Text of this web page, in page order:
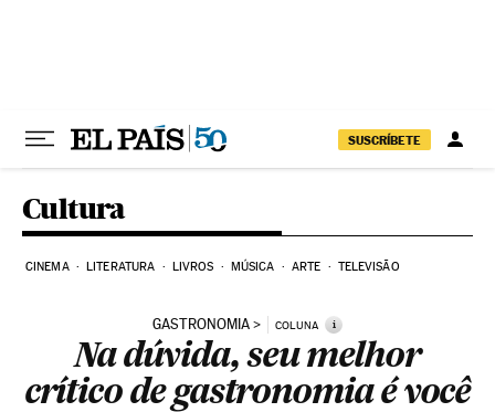
SUSCRÍBETE
Cultura
CINEMA LITERATURA LIVROS MÚSICA ARTE TELEVISÃO
GASTRONOMIA COLUNA i
Na dúvida, seu melhor
crítico de gastronomia é você